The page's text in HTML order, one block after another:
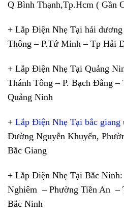
Q Bình Thạnh,Tp.Hcm ( Gần
+ Lắp Điện Nhẹ Tại hải dương
Thông – P.Tứ Minh – Tp Hải
+ Lắp Điện Nhẹ Tại Quảng
Thánh Tông – P. Bạch Đằng
Quảng Ninh
+ Lắp Điện Nhẹ Tại bắc giang
Đường Nguyễn Khuyến,
Bắc Giang
+ Lắp Điện Nhẹ Tại Bắc
Nghiêm – Phường Tiền An –
Bắc Ninh